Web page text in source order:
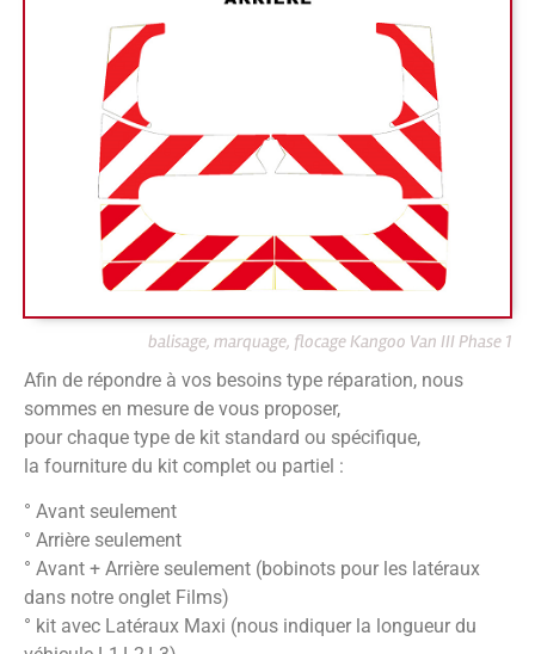
balisage, marquage, flocage Kangoo Van III Phase 1
Afin de répondre à vos besoins type réparation, nous
sommes en mesure de vous proposer,
pour chaque type de kit standard ou spécifique,
la fourniture du kit complet ou partiel :
° Avant seulement
° Arrière seulement
° Avant + Arrière seulement (bobinots pour les latéraux
dans notre onglet Films)
° kit avec Latéraux Maxi (nous indiquer la longueur du